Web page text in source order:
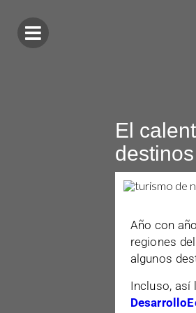
El
Año con
regiones
algunos
Incluso,